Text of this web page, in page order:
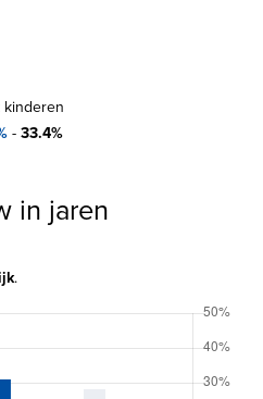
kinderen
- 33.4%
in jaren
.